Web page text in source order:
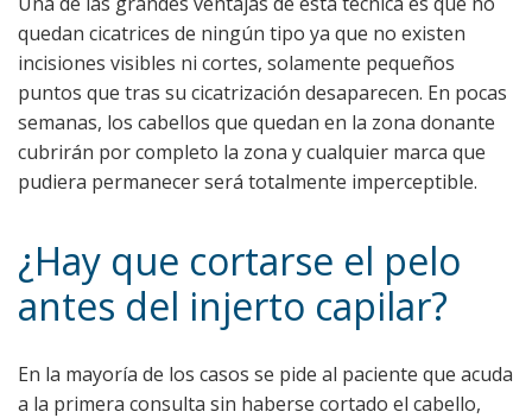
quedan cicatrices de ningún tipo ya que no existen
incisiones visibles ni cortes, solamente pequeños
puntos que tras su cicatrización desaparecen. En pocas
semanas, los cabellos que quedan en la zona donante
cubrirán por completo la zona y cualquier marca que
pudiera permanecer será totalmente imperceptible.
¿Hay que cortarse el pelo
antes del injerto capilar?
En la mayoría de los casos se pide al paciente que acuda
a la primera consulta sin haberse cortado el cabello,